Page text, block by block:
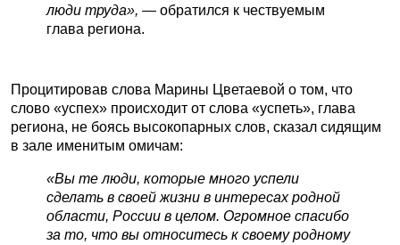
люди труда», — обратился к чествуемым
глава региона.
Процитировав слова Марины Цветаевой о том, что
слово «успех» происходит от слова «успеть», глава
региона, не боясь высокопарных слов, сказал сидящим
в зале именитым омичам:
«Вы те люди, которые много успели
сделать в своей жизни в интересах родной
области, России в целом. Огромное спасибо
за то, что вы относитесь к своему родному